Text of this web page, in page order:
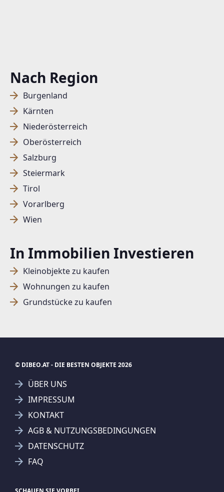
Nach Region
Burgenland
Kärnten
Niederösterreich
Oberösterreich
Salzburg
Steiermark
Tirol
Vorarlberg
Wien
In Immobilien Investieren
Kleinobjekte zu kaufen
Wohnungen zu kaufen
Grundstücke zu kaufen
SUCHAGENT ANLEGEN FÜR DIE
AKTUELLEN SUCHKRITERIEN
Familienwohnbau gemeinnützige Bau- und Siedlungsgesellschaft
Ich stimme der Verarbeitung meiner Daten, wie
© DIBEO.AT - DIE BESTEN OBJEKTE 2026
ÜBER UNS
IMPRESSUM
KONTAKT
AGB & NUTZUNGSBEDINGUNGEN
DATENSCHUTZ
FAQ